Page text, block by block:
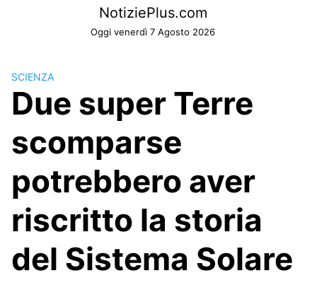
NotiziePlus.com
Oggi venerdì 7 Agosto 2026
SCIENZA
Due super Terre
scomparse
potrebbero aver
riscritto la storia
del Sistema Solare